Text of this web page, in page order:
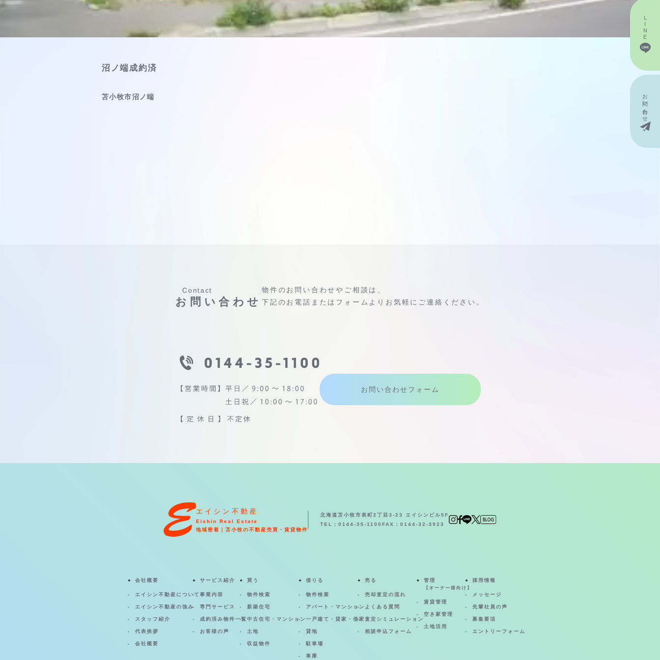
LINE
お問い
合わせ
沼ノ端成約済
苫小牧市沼ノ端
Contact
お問い合わせ
物件のお問い合わせやご相談は、
下記のお電話またはフォームよりお気軽にご連絡ください。
お問い合わせフォーム
エイシン不動産
Eishin Real Estate
地域密着｜苫小牧の不動産売買・賃貸物件
北海道苫小牧市表町2丁目3-23 エイシンビル5F
TEL：0144-35-1100 FAX：0144-32-3923
会社概要
エイシン不動産について
エイシン不動産の強み
スタッフ紹介
代表挨拶
会社概要
サービス紹介
事業内容
専門サービス
成約済み物件一覧
お客様の声
買う
物件検索
新築住宅
中古住宅・マンション
土地
収益物件
借りる
物件検索
アパート・マンション
一戸建て・貸家・借家
貸地
駐車場
車庫
売る
売却査定の流れ
よくある質問
査定シミュレーション
相談申込フォーム
管理
【オーナー様向け】
賃貸管理
空き家管理
土地活用
採用情報
メッセージ
先輩社員の声
募集要項
エントリーフォーム